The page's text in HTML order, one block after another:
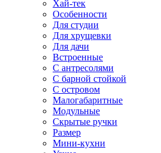
Хай-тек
Особенности
Для студии
Для хрущевки
Для дачи
Встроенные
С антресолями
С барной стойкой
С островом
Малогабаритные
Модульные
Скрытые ручки
Размер
Мини-кухни